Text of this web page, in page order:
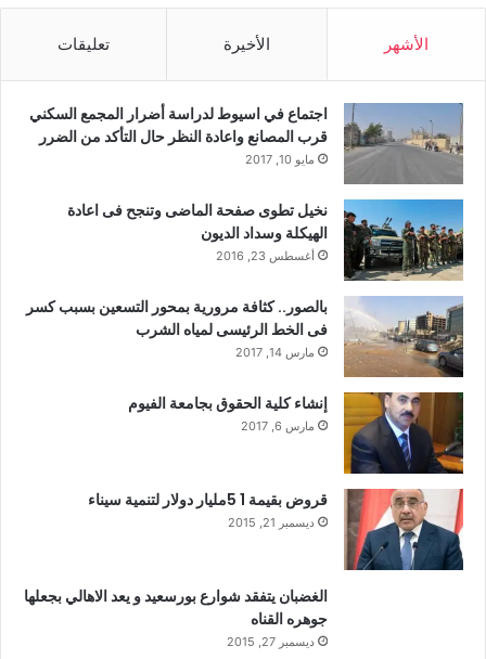
الأشهر الأخيرة تعليقات
اجتماع في اسيوط لدراسة أضرار المجمع السكني
قرب المصانع واعادة النظر حال التأكد من الضرر
مايو 10, 2017
نخيل تطوى صفحة الماضى وتنجح فى اعادة
الهيكلة وسداد الديون
أغسطس 23, 2016
بالصور.. كثافة مرورية بمحور التسعين بسبب كسر
فى الخط الرئيسى لمياه الشرب
مارس 14, 2017
إنشاء كلية الحقوق بجامعة الفيوم
مارس 6, 2017
قروض بقيمة 1 5مليار دولار لتنمية سيناء
ديسمبر 21, 2015
الغضبان يتفقد شوارع بورسعيد و يعد الاهالي بجعلها
جوهره القناه
ديسمبر 27, 2015